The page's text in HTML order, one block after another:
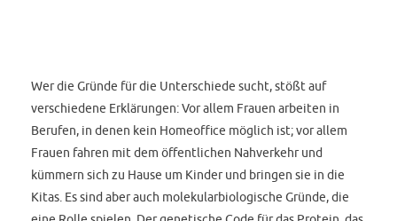
Wer die Gründe für die Unterschiede sucht, stößt auf
verschiedene Erklärungen: Vor allem Frauen arbeiten in
Berufen, in denen kein Homeoffice möglich ist; vor allem
Frauen fahren mit dem öffentlichen Nahverkehr und
kümmern sich zu Hause um Kinder und bringen sie in die
Kitas. Es sind aber auch molekularbiologische Gründe, die